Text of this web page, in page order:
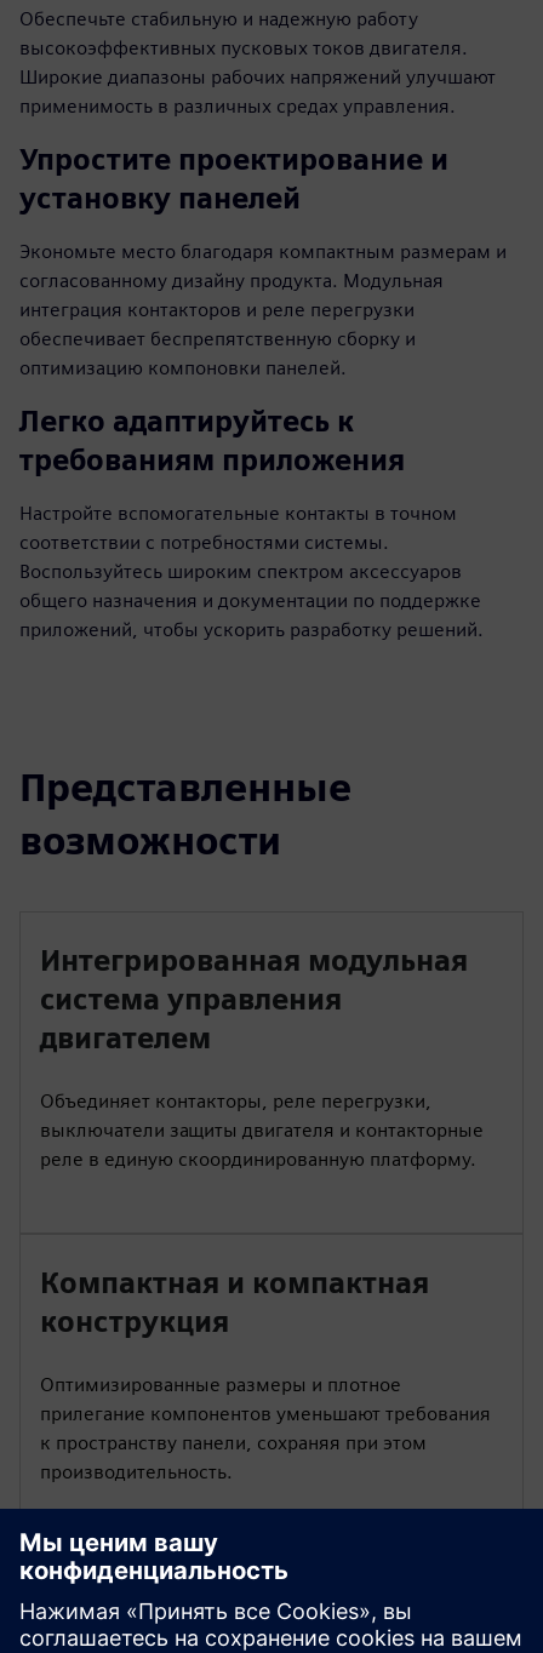
Обеспечьте стабильную и надежную работу
высокоэффективных пусковых токов двигателя.
Широкие диапазоны рабочих напряжений улучшают
применимость в различных средах управления.
Упростите проектирование и
установку панелей
Экономьте место благодаря компактным размерам и
согласованному дизайну продукта. Модульная
интеграция контакторов и реле перегрузки
обеспечивает беспрепятственную сборку и
оптимизацию компоновки панелей.
Легко адаптируйтесь к
требованиям приложения
Настройте вспомогательные контакты в точном
соответствии с потребностями системы.
Воспользуйтесь широким спектром аксессуаров
общего назначения и документации по поддержке
приложений, чтобы ускорить разработку решений.
Представленные
возможности
Интегрированная модульная
система управления
двигателем
Объединяет контакторы, реле перегрузки,
выключатели защиты двигателя и контакторные
реле в единую скоординированную платформу.
Компактная и компактная
конструкция
Оптимизированные размеры и плотное
прилегание компонентов уменьшают требования
к пространству панели, сохраняя при этом
производительность.
Гибкая проводка и
конфигурация